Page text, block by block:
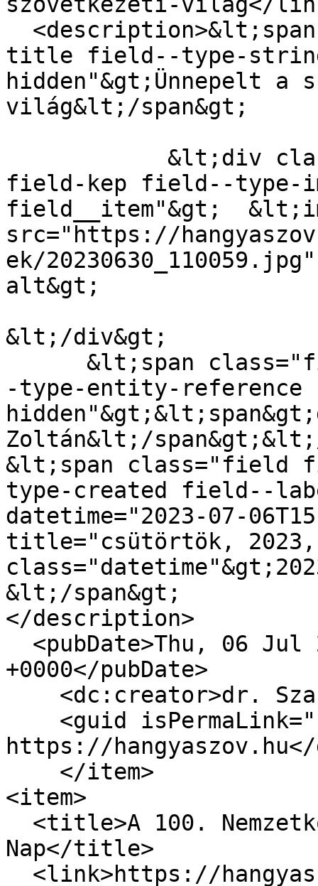
title field--type-
hidden"&gt;Ünnepelt a
világ&lt;/span&gt;
field-kep field--type-
field__item"&gt;
src="https://
ek/
alt&gt;
&lt;/div&gt;
-type-entity-
Zoltán&lt;/
&lt;span class="field
type-created field--
datetime="2023-07-
title="csütörtök,
&lt;/span&gt;
</description>
+0000</pubDate>
https://
<item>
Nap</title>